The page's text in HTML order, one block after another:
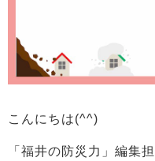
こんにちは(^^)
「福井の防災力」編集